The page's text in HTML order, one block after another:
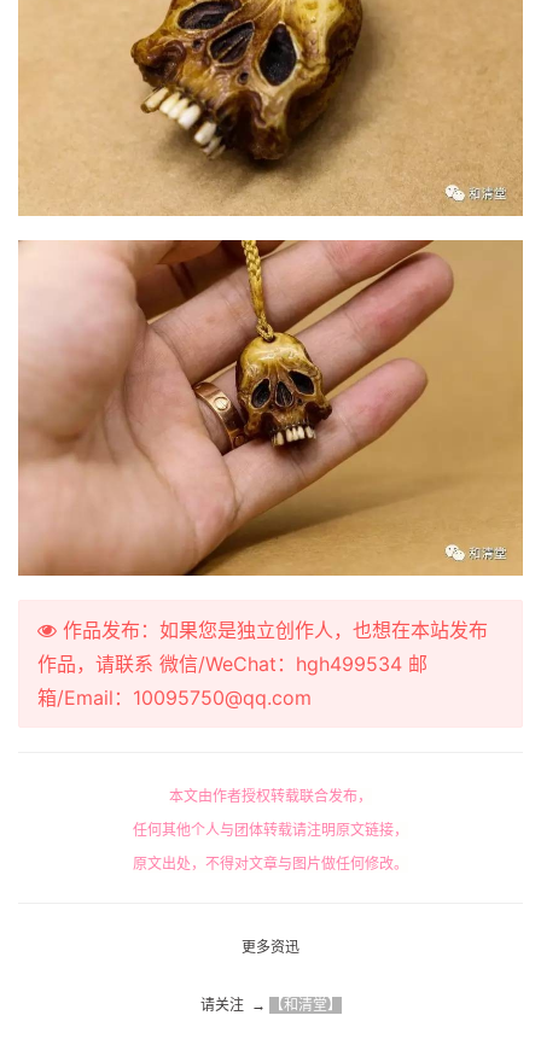
作品发布：如果您是独立创作人，也想在本站发布
作品，请联系 微信/WeChat：hgh499534 邮
箱/Email：10095750@qq.com
本文由作者授权转载联合发布，
任何其他个人与团体转载请注明原文链接，
原文出处，不得对文章与图片做任何修改。
更多资迅
请关注  → 【和清堂】